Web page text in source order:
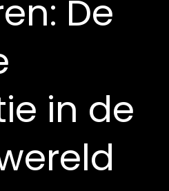
De
in de